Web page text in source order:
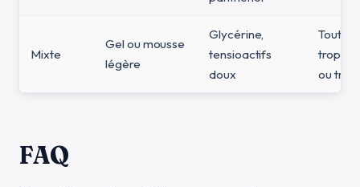
Mixte
Gel ou mousse
légère
Glycérine,
tensioactifs
doux
Tout
trop
ou trop
FAQ